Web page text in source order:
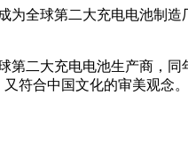
为全球第二大充电电池制
第二大充电电池生产商，同
符合中国文化的审美观念。